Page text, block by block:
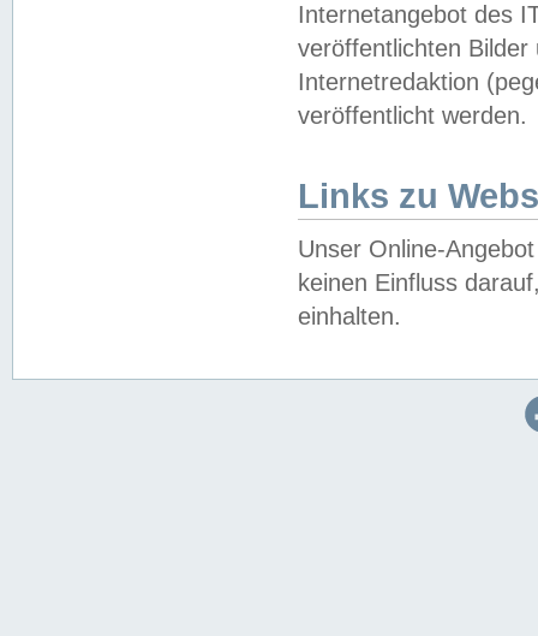
Internetangebot des
veröffentlichten
Internetredaktion
veröffentlicht werden.
Links zu
Unser Online-
keinen Einfluss
einhalten.